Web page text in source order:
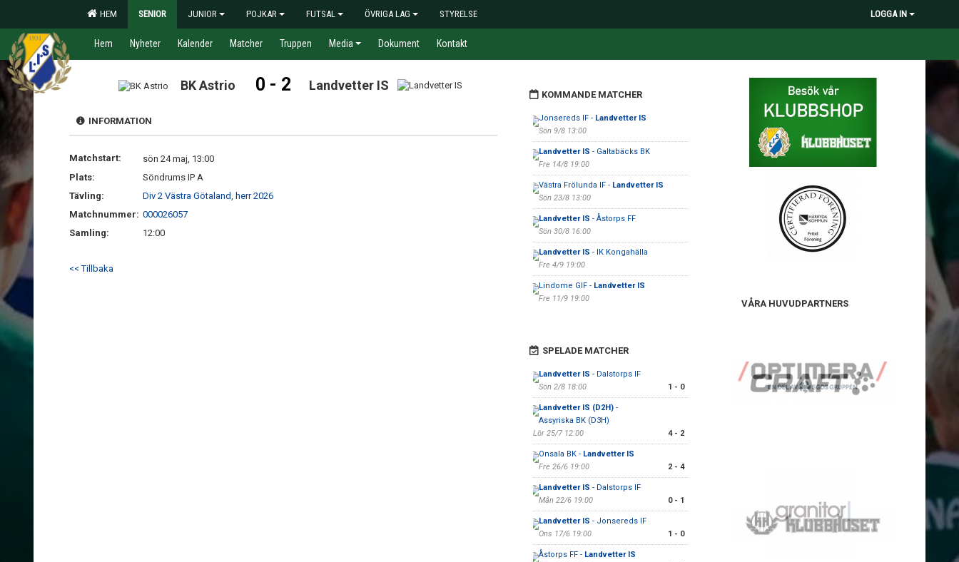
HEM SENIOR JUNIOR POJKAR FUTSAL ÖVRIGA LAG STYRELSE LOGGA IN
Hem Nyheter Kalender Matcher Truppen Media Dokument Kontakt
BK Astrio 0 - 2 Landvetter IS
INFORMATION
Matchstart:
sön 24 maj, 13:00
Plats:
Söndrums IP A
Tävling:
Div 2 Västra Götaland, herr 2026
Matchnummer: 000026057
Samling:
12:00
<< Tillbaka
KOMMANDE MATCHER
Jonsereds IF - Landvetter IS
Sön 9/8 13:00
Landvetter IS - Galtabäcks BK
Fre 14/8 19:00
Västra Frölunda IF - Landvetter IS
Sön 23/8 13:00
Landvetter IS - Åstorps FF
Sön 30/8 16:00
Landvetter IS - IK Kongahälla
Fre 4/9 19:00
Lindome GIF - Landvetter IS
Fre 11/9 19:00
SPELADE MATCHER
Landvetter IS - Dalstorps IF
Sön 2/8 18:00
1 - 0
Landvetter IS (D2H)-
Assyriska BK (D3H)
Lör 25/7 12:00
4 - 2
Onsala BK - Landvetter IS
Fre 26/6 19:00
2 - 4
Landvetter IS - Dalstorps IF
Mån 22/6 19:00
0 - 1
Landvetter IS - Jonsereds IF
Ons 17/6 19:00
1 - 0
Åstorps FF - Landvetter IS
VÅRA HUVUDPARTNERS